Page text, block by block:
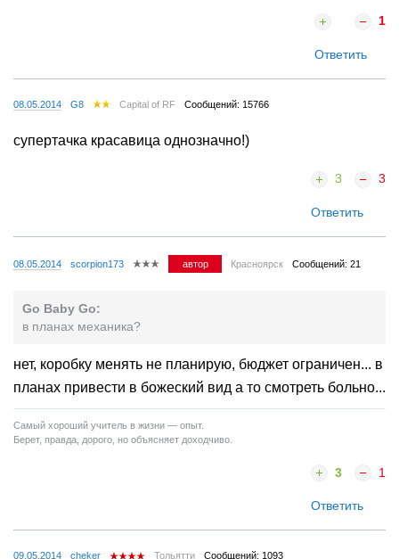
1
Ответить
08.05.2014 G8 Capital of RF Сообщений: 15766
супертачка красавица однозначно!)
3 3
Ответить
08.05.2014 scorpion173 автор Красноярск Сообщений: 21
Go Baby Go:
в планах механика?
нет, коробку менять не планирую, бюджет ограничен... в
планах привести в божеский вид а то смотреть больно...
Самый хороший учитель в жизни — опыт.
Берет, правда, дорого, но объясняет доходчиво.
3 1
Ответить
09.05.2014 cheker Тольятти Сообщений: 1093